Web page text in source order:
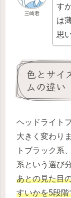
三崎君
す
は
思
色とサイ
ムの違い
ヘッドライト
大きく変わり
トブラック系
系という選び
あとの見た目
すいかを5段